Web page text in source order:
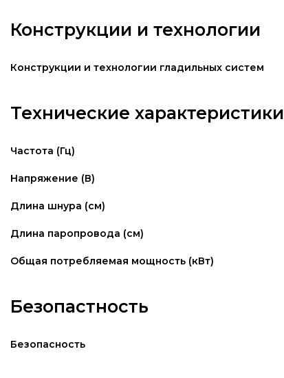
Конструкции и технологии
Конструкции и технологии гладильных систем
Технические характеристики
Частота (Гц)
Напряжение (В)
Длина шнура (см)
Длина паропровода (см)
Общая потребляемая мощность (кВт)
Безопастность
Безопасность